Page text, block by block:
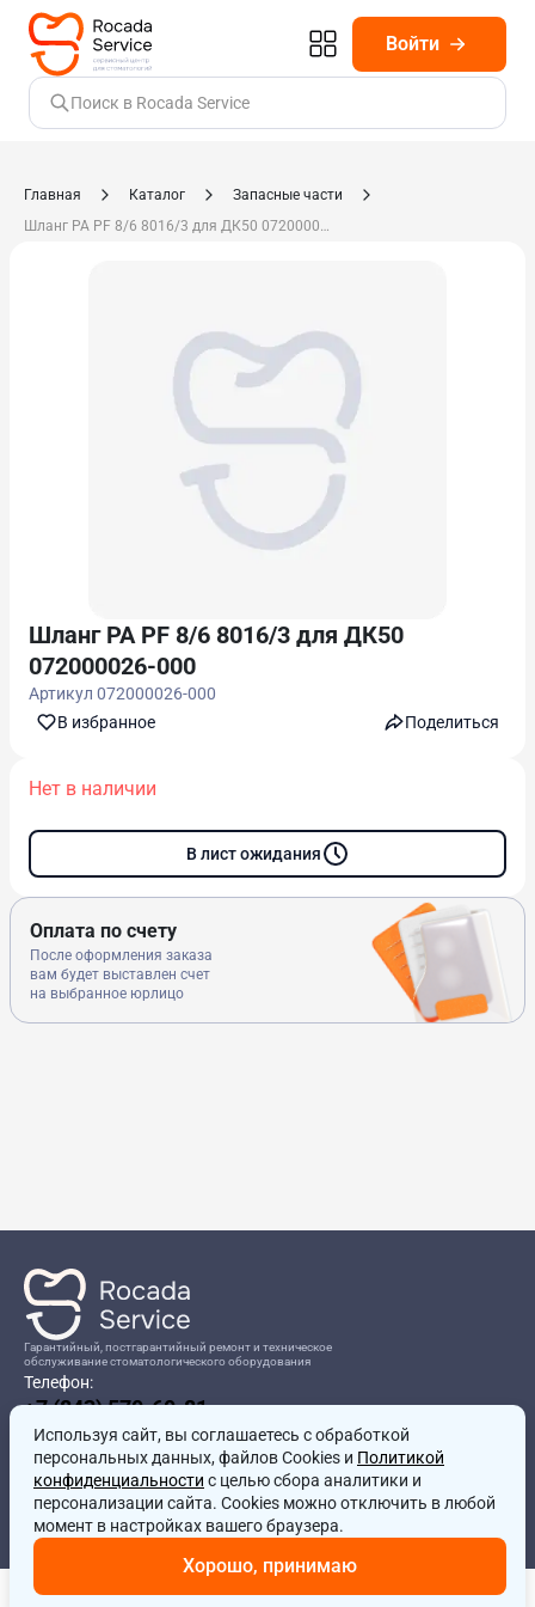
Войти
Поиск в Rocada Service
Главная Каталог
Запасные части
Шланг PA PF 8/6 8016/3 для ДК50 072000026-000
Шланг PA PF 8/6 8016/3 для ДК50
072000026-000
Артикул 072000026-000
В избранноe
Поделиться
Нет в наличии
В лист ожидания
Оплата по счету
После оформления заказа
вам будет выставлен счет
на выбранное юрлицо
Гарантийный, постгарантийный ремонт и техническое
обслуживание стоматологического оборудования
Телефон:
+7 (843) 570-60-81
Режим работы:8:00-17:00
Адрес:
г.Казань, ул.Проспект Победы, д.204в
Почта:
service@rocadamed.ru
Другие проекты
Используя сайт, вы соглашаетесь с обработкой
персональных данных, файлов Cookies и Политикой
конфиденциальности с целью сбора аналитики и
персонализации сайта. Cookies можно отключить в любой
момент в настройках вашего браузера.
Хорошо, принимаю